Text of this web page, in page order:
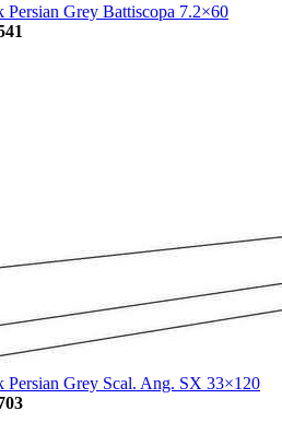
Grey Battiscopa 7.2×60
Persian Grey Scal. Ang. SX 33×120